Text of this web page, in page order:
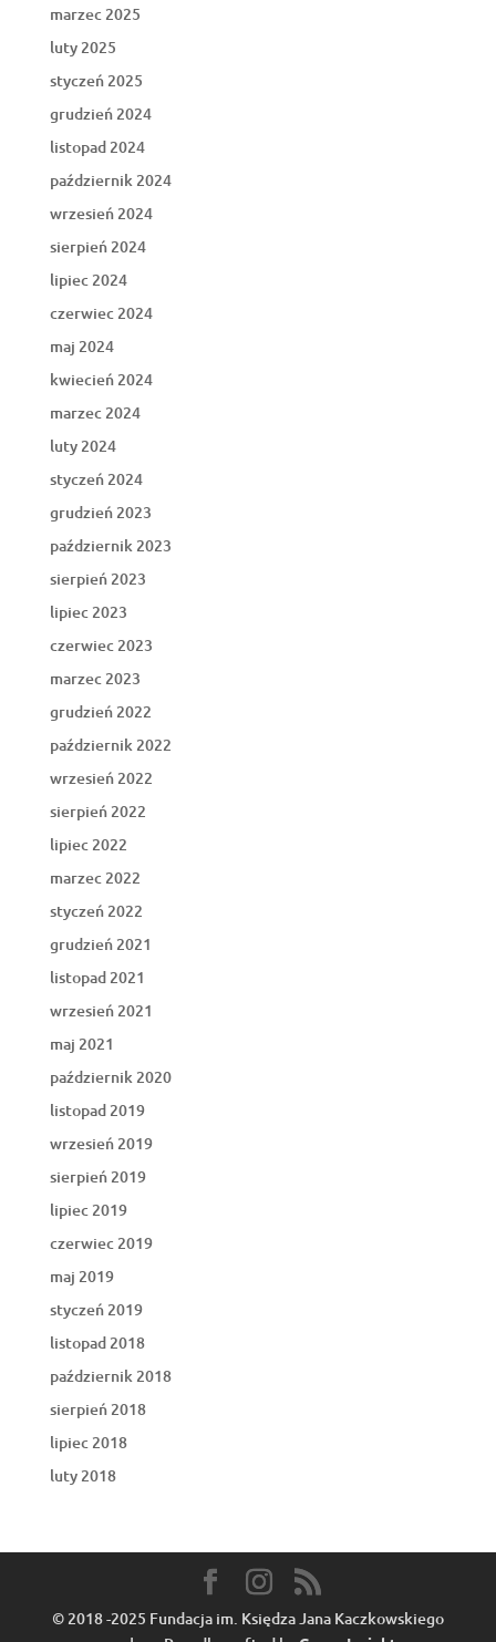
marzec 2025
luty 2025
styczeń 2025
grudzień 2024
listopad 2024
październik 2024
wrzesień 2024
sierpień 2024
lipiec 2024
czerwiec 2024
maj 2024
kwiecień 2024
marzec 2024
luty 2024
styczeń 2024
grudzień 2023
październik 2023
sierpień 2023
lipiec 2023
czerwiec 2023
marzec 2023
grudzień 2022
październik 2022
wrzesień 2022
sierpień 2022
lipiec 2022
marzec 2022
styczeń 2022
grudzień 2021
listopad 2021
wrzesień 2021
maj 2021
październik 2020
listopad 2019
wrzesień 2019
sierpień 2019
lipiec 2019
czerwiec 2019
maj 2019
styczeń 2019
listopad 2018
październik 2018
sierpień 2018
lipiec 2018
luty 2018
© 2018 -2025 Fundacja im. Księdza Jana Kaczkowskiego